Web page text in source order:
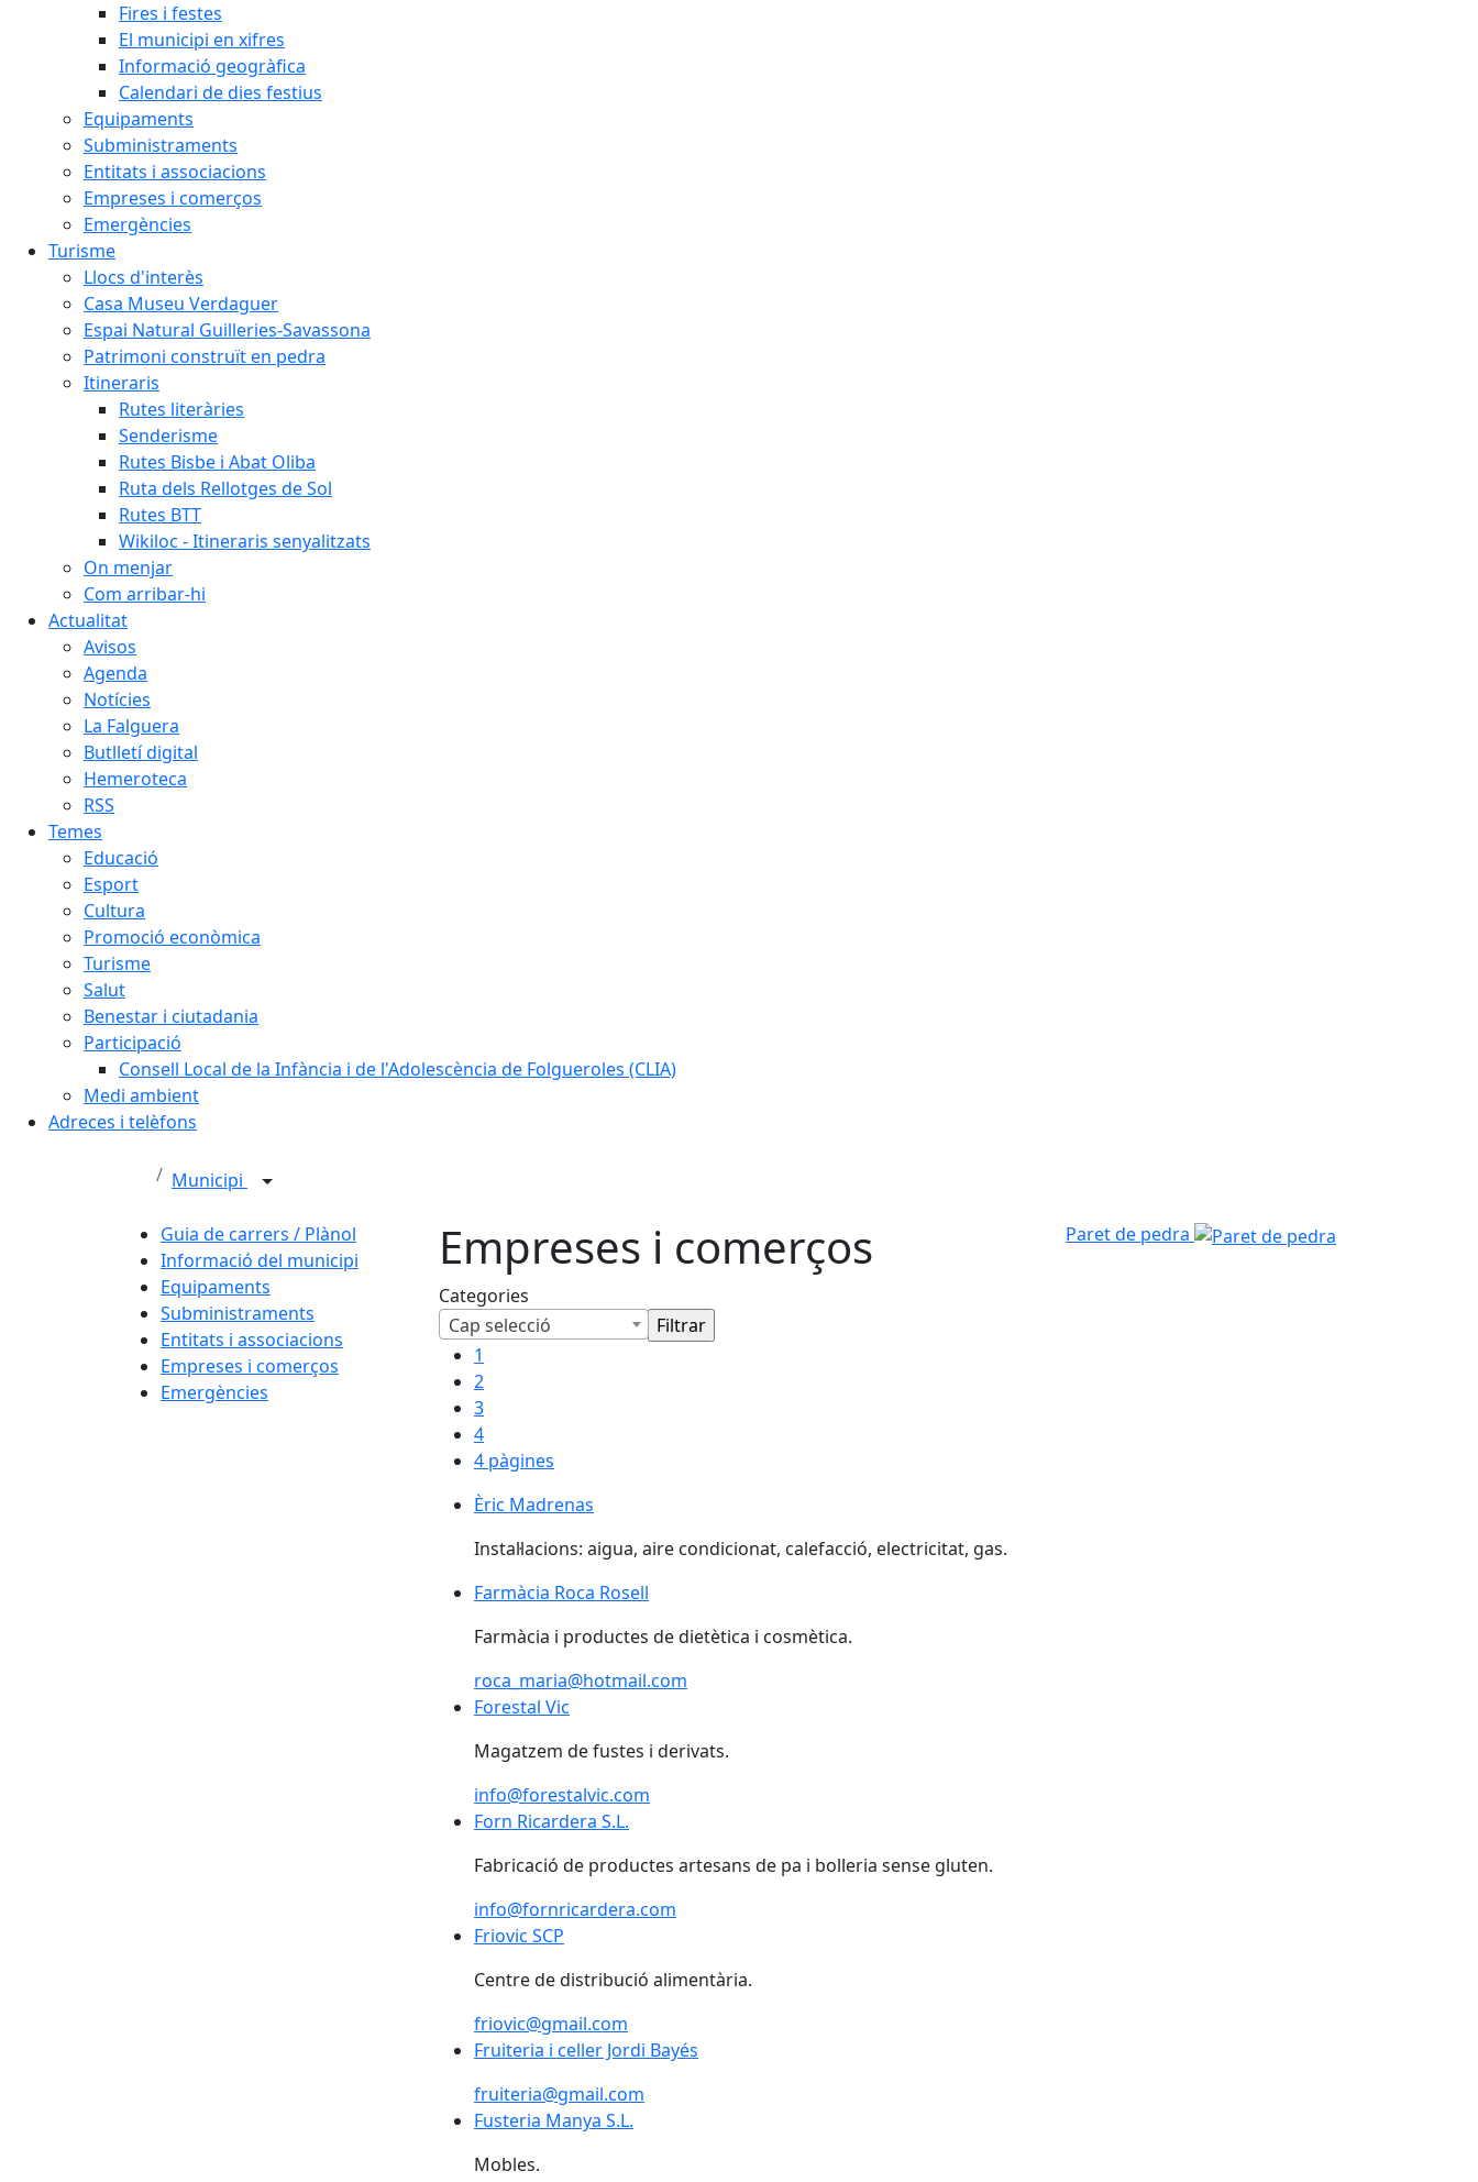
Fires i festes
El municipi en xifres
Informació geogràfica
Calendari de dies festius
Equipaments
Subministraments
Entitats i associacions
Empreses i comerços
Emergències
Turisme
Llocs d'interès
Casa Museu Verdaguer
Espai Natural Guilleries-Savassona
Patrimoni construït en pedra
Itineraris
Rutes literàries
Senderisme
Rutes Bisbe i Abat Oliba
Ruta dels Rellotges de Sol
Rutes BTT
Wikiloc - Itineraris senyalitzats
On menjar
Com arribar-hi
Actualitat
Avisos
Agenda
Notícies
La Falguera
Butlletí digital
Hemeroteca
RSS
Temes
Educació
Esport
Cultura
Promoció econòmica
Turisme
Salut
Benestar i ciutadania
Participació
Consell Local de la Infància i de l'Adolescència de Folgueroles (CLIA)
Medi ambient
Adreces i telèfons
Municipi
Guia de carrers / Plànol
Informació del municipi
Equipaments
Subministraments
Entitats i associacions
Empreses i comerços
Emergències
Empreses i comerços
Categories
Cap selecció
1
2
3
4
4 pàgines
Èric Madrenas
Instal·lacions: aigua, aire condicionat, calefacció, electricitat, gas.
Farmàcia Roca Rosell
Farmàcia i productes de dietètica i cosmètica.
roca_maria@hotmail.com
Forestal Vic
Magatzem de fustes i derivats.
info@forestalvic.com
Forn Ricardera S.L.
Fabricació de productes artesans de pa i bolleria sense gluten.
info@fornricardera.com
Friovic SCP
Centre de distribució alimentària.
friovic@gmail.com
Fruiteria i celler Jordi Bayés
fruiteria@gmail.com
Fusteria Manya S.L.
Mobles.
Paret de pedra